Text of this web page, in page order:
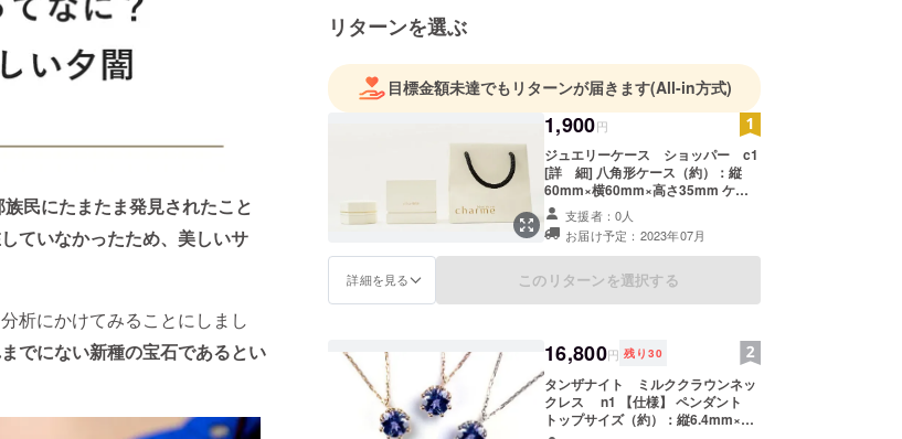
民にたまたま発見されたこと
ていなかったため、美しいサ
析にかけてみることにしまし
でにない新種の宝石であるとい
リターンを選ぶ
目標金額未達でもリターンが届きます(All-in方式)
1,900円
ジュエリーケース ショッパー c1
[詳 細] 八角形ケース（約）：縦
60mm×横60mm×高さ35mm ケー
スカバー（約）：縦80mm×横
80mm×高さ75mm ショッパー
（約）：縦120mm×横140mm×高さ
140mm（開封時） ※こちらの価格
には消費税・送料が含まれます。 ※
と実際の商品では、ディスプレイに
よって色合いに違いが生じる場合が
ございます。ご了承下さい。 [内容]
シャルムオリジナルのジュエリー
ケースです。他にはあまりない八角
支援者：0人
お届け予定：2023年07月
詳細を見る このリターンを選択する
16,800円 残り 30
タンザナイト ミルククラウンネッ
クレス n1 【仕様】 ペンダント
トップサイズ（約）：縦6.4mm×横